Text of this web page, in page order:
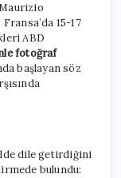
15-17
ABD
fotoğraf
başlayan söz
dile getirdiğini
bulundu: